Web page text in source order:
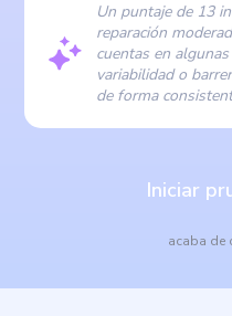
Un puntaje de 13
reparación
cuentas en
variabilidad o
de forma
Iniciar
acaba de